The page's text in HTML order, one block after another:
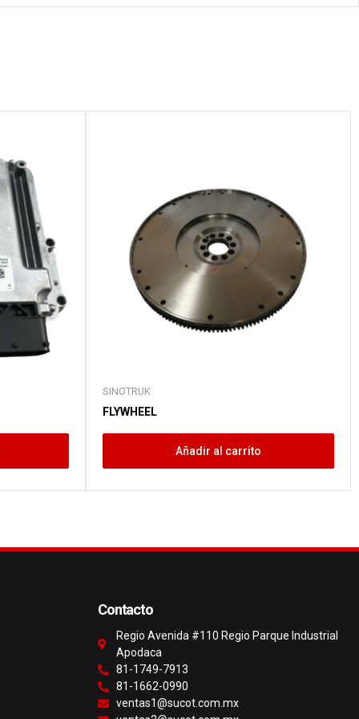
SINOTRUK
FLYWHEEL
Añadir al carrito
Contacto
Regio Avenida #110 Regio Parque Industrial
Apodaca
81-1749-7913
81-1662-0990
ventas1@sucot.com.mx